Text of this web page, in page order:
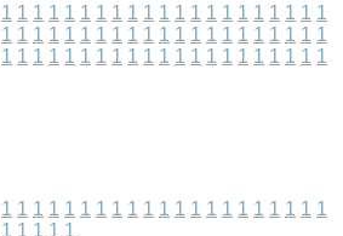
1 1 1 1 1 1 1 1 1 1 1 1 1 1 1 1 1 1 1 1 1
1 1 1 1 1 1 1 1 1 1 1 1 1 1 1 1 1 1 1 1 1
1 1 1 1 1 1 1 1 1 1 1 1 1 1 1 1 1 1 1 1 1
1 1 1 1 1 1 1 1 1 1 1 1 1 1 1 1 1 1 1 1 1
1 1 1 1 1